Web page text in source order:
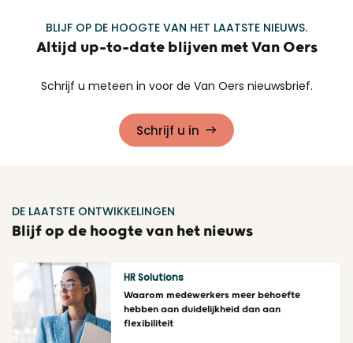
BLIJF OP DE HOOGTE VAN HET LAATSTE NIEUWS.
Altijd up-to-date blijven met Van Oers
Schrijf u meteen in voor de Van Oers nieuwsbrief.
Schrijf u in
DE LAATSTE ONTWIKKELINGEN
Blijf op de hoogte van het nieuws
HR Solutions
Waarom medewerkers meer behoefte
hebben aan duidelijkheid dan aan
flexibiliteit